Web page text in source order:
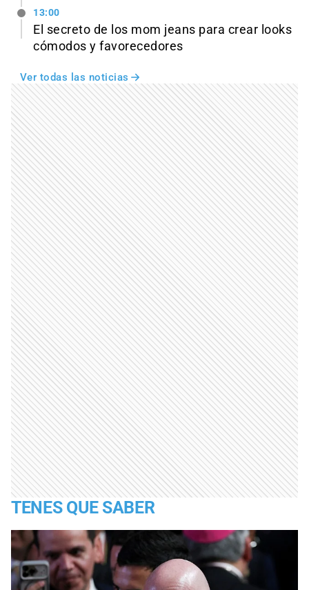
13:00
El secreto de los mom jeans para crear looks
cómodos y favorecedores
Ver todas las noticias
TENES QUE SABER